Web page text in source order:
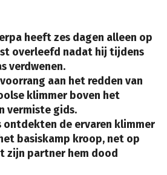
heeft zes dagen alleen op
overleefd nadat hij tijdens
verdwenen.
aan het redden van
klimmer boven het
vermiste gids.
ontdekten de ervaren klimmer
basiskamp kroop, net op
zijn partner hem dood